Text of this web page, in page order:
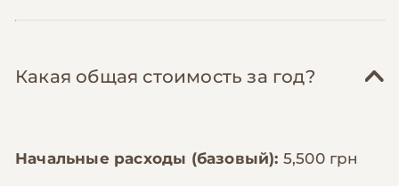
Какая общая стоимость за год?
Начальные расходы (базовый): 5,500 грн